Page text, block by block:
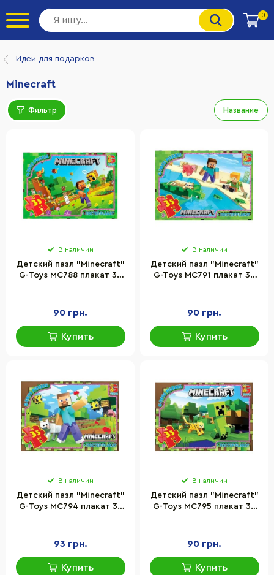
0
Идеи для подарков
Minecraft
Фильтр Название
В наличии
Детский пазл "Minecraft"
G-Toys MC788 плакат 35
90 грн.
Купить
В наличии
Детский пазл "Minecraft"
G-Toys MC791 плакат 35
90 грн.
Купить
В наличии
Детский пазл "Minecraft"
G-Toys MC794 плакат 35
93 грн.
Купить
В наличии
Детский пазл "Minecraft"
G-Toys MC795 плакат 35
90 грн.
Купить